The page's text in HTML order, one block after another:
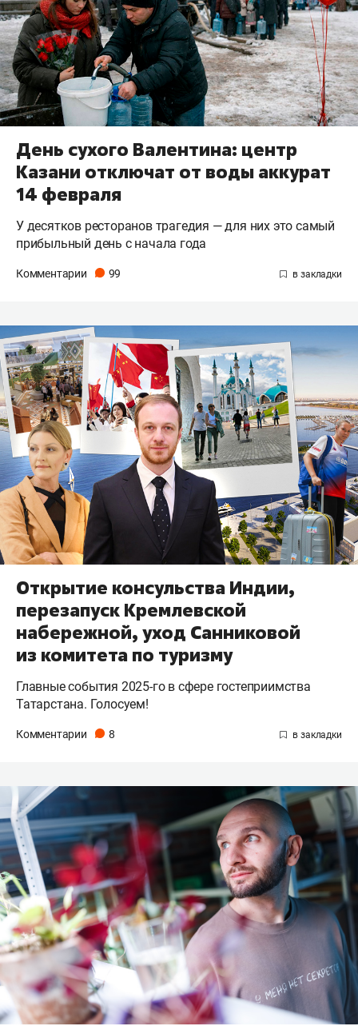
День сухого Валентина: центр
Казани отключат от воды аккурат
14 февраля
У десятков ресторанов трагедия — для них это самый
прибыльный день с начала года
Комментарии 99
Открытие консульства Индии,
перезапуск Кремлевской
набережной, уход Санниковой
из комитета по туризму
Главные события 2025-го в сфере гостеприимства
Татарстана. Голосуем!
Комментарии 8